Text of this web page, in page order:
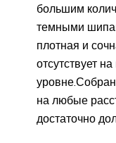
большим
темными
плотная и
отсутствует
на любые
достаточно